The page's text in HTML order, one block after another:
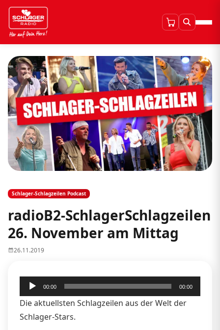
Schlager-Schlagzeilen Podcast
radioB2-SchlagerSchlagzeilen
26. November am Mittag
26.11.2019
Audio-
Player
00:00 00:00
Die aktuellsten Schlagzeilen aus der Welt der
Schlager-Stars.